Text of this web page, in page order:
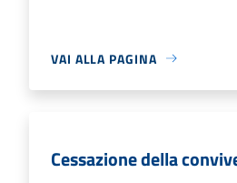
VAI ALLA PAGINA
Cessazione della